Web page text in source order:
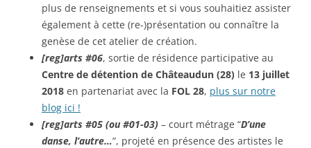
plus de renseignements et si vous souhaitiez assister
également à cette (re-)présentation ou connaître la
genèse de cet atelier de création.
[reg]arts #06, sortie de résidence participative au
Centre de détention de Châteaudun (28) le 13 juillet
2018 en partenariat avec la FOL 28, plus sur notre
blog ici !
[reg]arts #05 (ou #01-03) – court métrage “D’une
danse, l’autre…”, projeté en présence des artistes le